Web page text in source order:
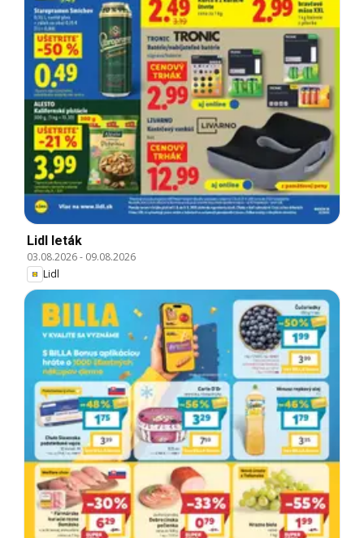
Lidl leták
03.08.2026- 09.08.2026
Lidl